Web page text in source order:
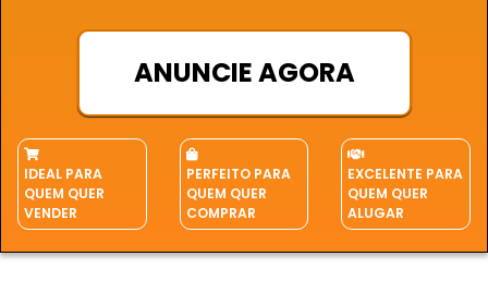
ANUNCIE AGORA
IDEAL PARA
QUEM QUER
VENDER
PERFEITO PARA
QUEM QUER
COMPRAR
EXCELENTE PARA
QUEM QUER
ALUGAR